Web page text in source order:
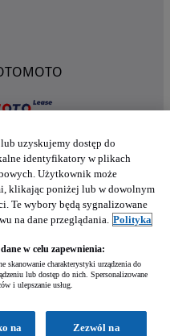
telefonie
uzyskujemy dostęp do
identyfikatory w plikach
Użytkownik może
klikając poniżej lub w dowolnym
Te wybory będą sygnalizowane
na dane przeglądania. Polityka
w celu zapewnienia:
skanowanie charakterystyki urządzenia do
lub dostęp do nich. Spersonalizowane
i ulepszanie usług.
Zezwól na
na